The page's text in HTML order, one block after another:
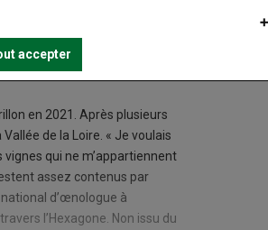
en 2021. Après plusieurs
de la Loire. « Je voulais
qui ne m’appartiennent
assez contenus par
d’œnologue à
l’Hexagone. Non issu du
accepter